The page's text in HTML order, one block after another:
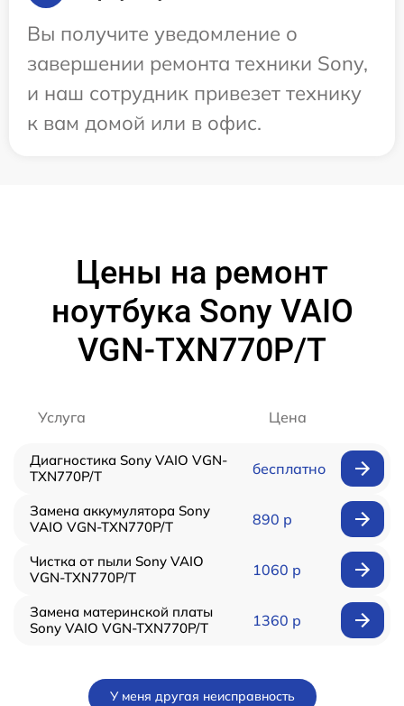
Вы получите уведомление о
завершении ремонта техники Sony,
и наш сотрудник привезет технику
к вам домой или в офис.
Цены на ремонт
ноутбука Sony VAIO
VGN-TXN770P/T
Услуга Цена
Диагностика Sony VAIO VGN-
TXN770P/T
бесплатно
Замена аккумулятора Sony
VAIO VGN-TXN770P/T
890 р
Чистка от пыли Sony VAIO
VGN-TXN770P/T
1060 р
Замена материнской платы
Sony VAIO VGN-TXN770P/T
1360 р
У меня другая неисправность